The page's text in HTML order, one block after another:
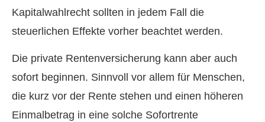
Kapitalwahlrecht sollten in jedem Fall die
steuerlichen Effekte vorher beachtet werden.
Die private Rentenversicherung kann aber auch
sofort beginnen. Sinnvoll vor allem für Menschen,
die kurz vor der Rente stehen und einen höheren
Einmalbetrag in eine solche Sofortrente